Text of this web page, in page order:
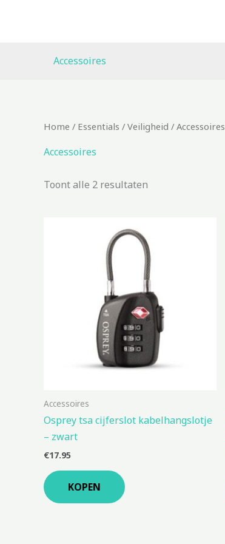
Accessoires
Home / Essentials / Veiligheid / Accessoires
Accessoires
Toont alle 2 resultaten
Gesorteerd
op
Accessoires
Osprey tsa cijferslot kabelhangslotje
– zwart
€17.95
KOPEN